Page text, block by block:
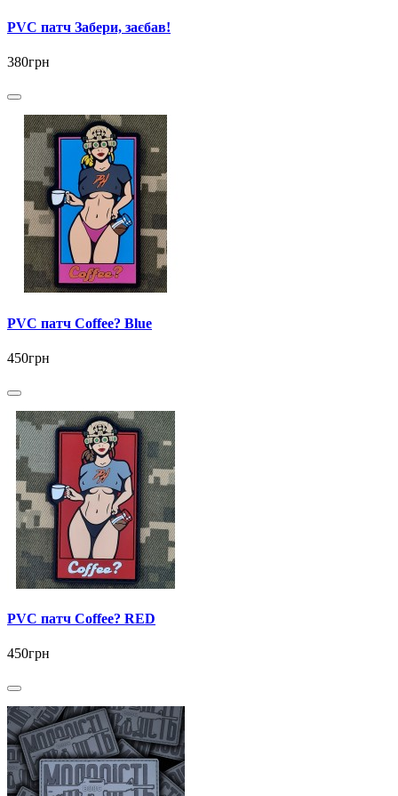
PVC патч Забери, заєбав!
380грн
PVC патч Coffee? Blue
450грн
PVC патч Coffee? RED
450грн